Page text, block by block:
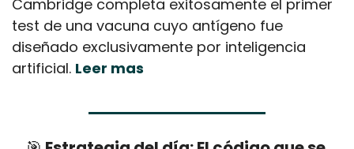
Cambridge completa exitosamente el primer
test de una vacuna cuyo antígeno fue
diseñado exclusivamente por inteligencia
artificial. Leer mas